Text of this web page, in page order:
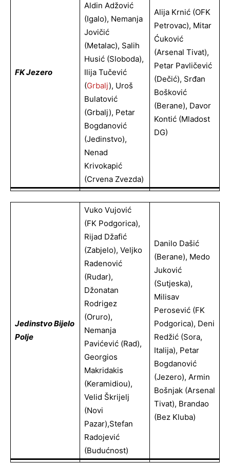
FK Jezero
Aldin Adžović
(Igalo), Nemanja
Jovičić
(Metalac), Salih
Husić (Sloboda),
Ilija Tučević
(Grbalj), Uroš
Bulatović
(Grbalj), Petar
Bogdanović
(Jedinstvo),
Nenad
Krivokapić
(Crvena Zvezda)
Alija Krnić (OFK
Petrovac), Mitar
Ćuković
(Arsenal Tivat),
Petar Pavličević
(Dečić), Srđan
Bošković
(Berane), Davor
Kontić (Mladost
DG)
Jedinstvo Bijelo
Polje
Vuko Vujović
(FK Podgorica),
Rijad Džafić
(Zabjelo), Veljko
Radenović
(Rudar),
Džonatan
Rodrigez
(Oruro),
Nemanja
Pavićević (Rad),
Georgios
Makridakis
(Keramidiou),
Velid Škrijelj
(Novi
Pazar),Stefan
Radojević
(Budućnost)
Danilo Dašić
(Berane), Medo
Juković
(Sutjeska),
Milisav
Perosević (FK
Podgorica), Deni
Redžić (Sora,
Italija), Petar
Bogdanović
(Jezero), Armin
Bošnjak (Arsenal
Tivat), Brandao
(bez Kluba)